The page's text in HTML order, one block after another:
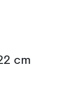
cm